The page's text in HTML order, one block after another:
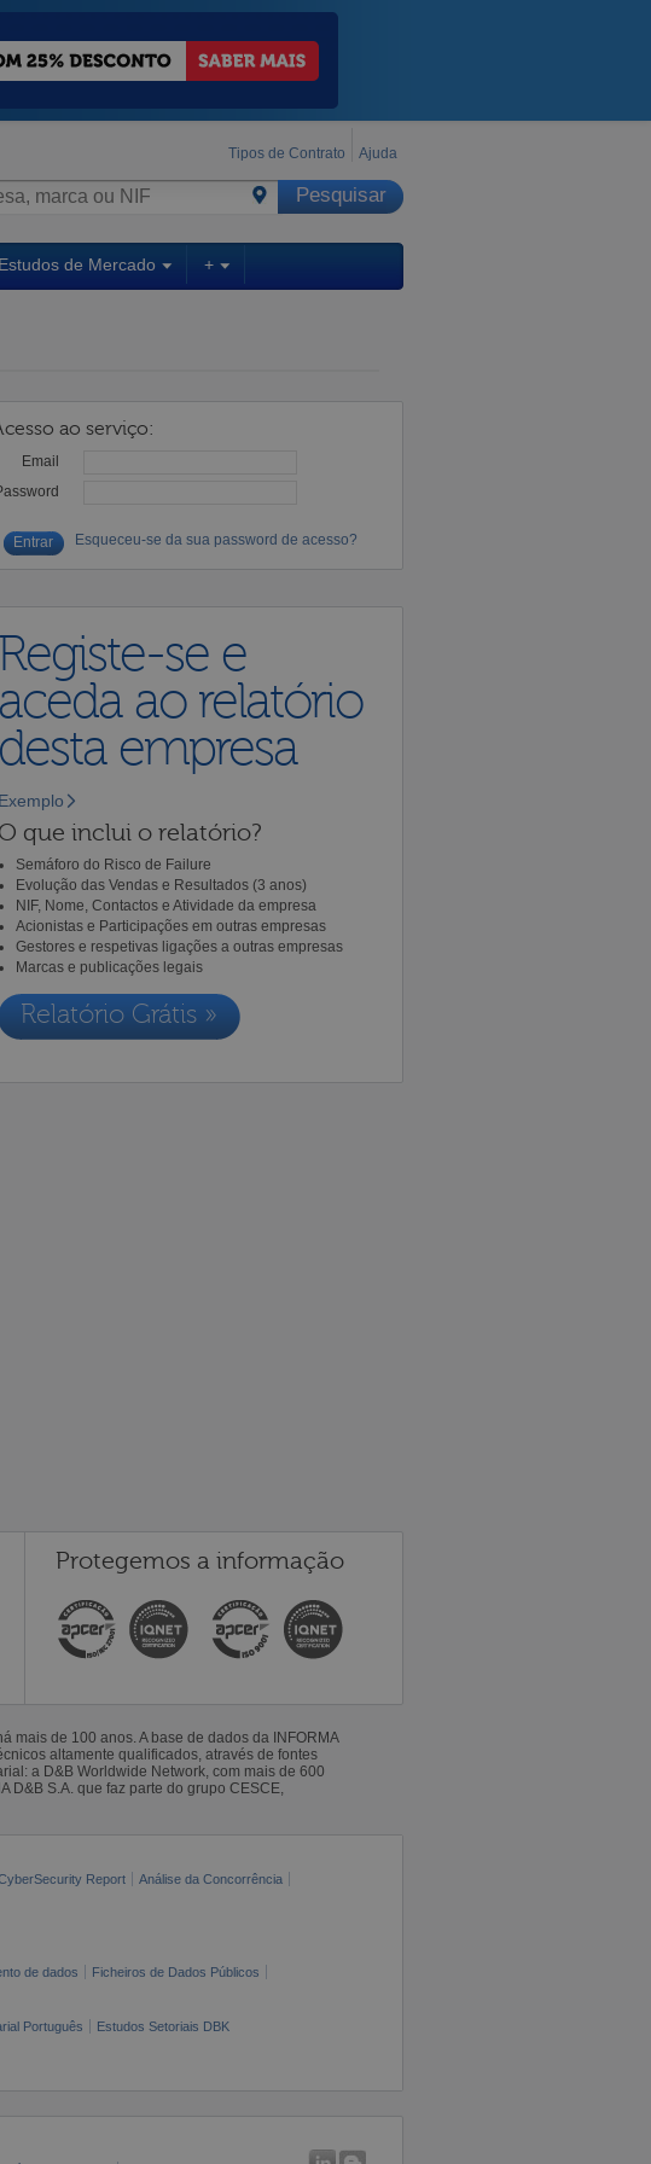
Tipos de Contrato Ajuda
Estudos de Mercado +
ao serviço:
Email
Esqueceu-se da sua password de acesso?
Registe-se e
aceda ao relatório
desta empresa
Exemplo
O que inclui o relatório?
Semáforo do Risco de Failure
Evolução das Vendas e Resultados (3 anos)
NIF, Nome, Contactos e Atividade da empresa
Acionistas e Participações em outras empresas
Gestores e respetivas ligações a outras empresas
Marcas e publicações legais
Relatório Grátis »
Protegemos a informação
mais de 100 anos. A base de dados da INFORMA
altamente qualificados, através de fontes
a D&B Worldwide Network, com mais de 600
D&B S.A. que faz parte do grupo CESCE,
Report
Análise da Concorrência
de dados
Ficheiros de Dados Públicos
Português Estudos Setoriais DBK